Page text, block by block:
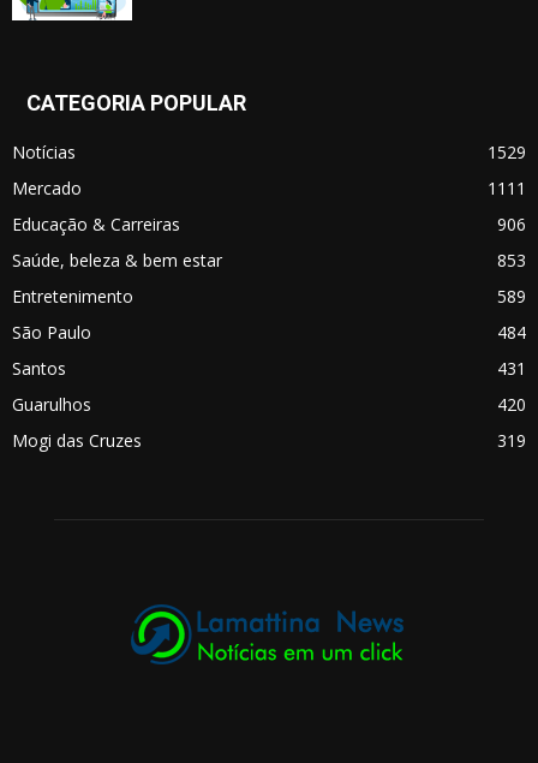
CATEGORIA POPULAR
Notícias
1529
Mercado
1111
Educação & Carreiras
906
Saúde, beleza & bem estar
853
Entretenimento
589
São Paulo
484
Santos
431
Guarulhos
420
Mogi das Cruzes
319